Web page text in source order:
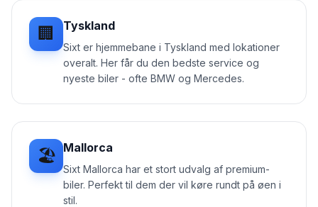
🏢 Tyskland
Sixt er hjemmebane i Tyskland med lokationer
overalt. Her får du den bedste service og
nyeste biler - ofte BMW og Mercedes.
🏖️ Mallorca
Sixt Mallorca har et stort udvalg af premium-
biler. Perfekt til dem der vil køre rundt på øen i
stil.